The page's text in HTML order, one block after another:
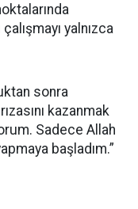
yalnızca
sonra
rızasını kazanmak
Sadece Allah
başladım.”